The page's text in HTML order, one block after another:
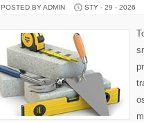
POSTED BY ADMIN STY - 29 - 2026